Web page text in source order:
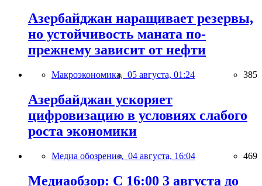
Азербайджан наращивает резервы,
но устойчивость маната по-
прежнему зависит от нефти
Макроэкономика, 05 августа, 01:24 385
Азербайджан ускоряет
цифровизацию в условиях слабого
роста экономики
Медиа обозрение, 04 августа, 16:04 469
Медиаобзор: С 16:00 3 августа до